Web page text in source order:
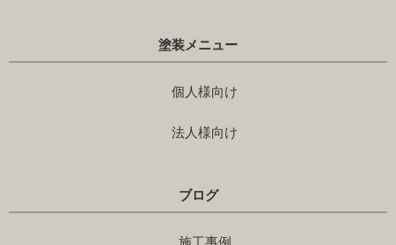
塗装メニュー
個人様向け
法人様向け
ブログ
施工事例